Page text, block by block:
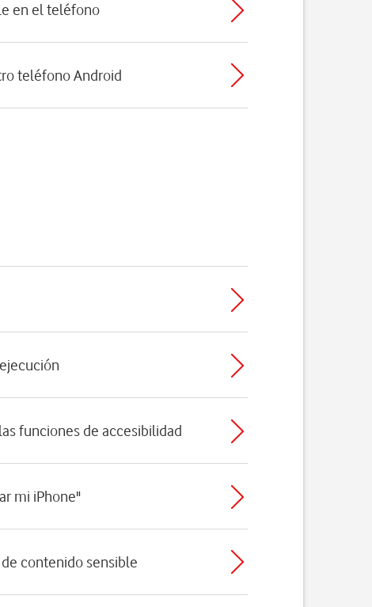
en el teléfono
teléfono Android
funciones de accesibilidad
mi iPhone"
contenido sensible